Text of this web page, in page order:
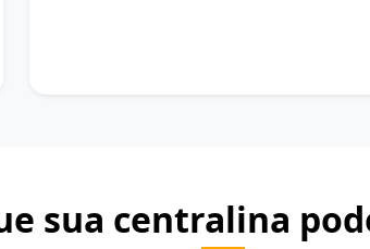
sua centralina